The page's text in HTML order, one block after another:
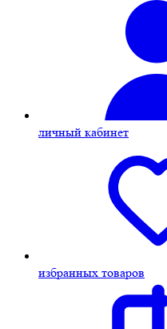
личный кабинет
избранных товаров